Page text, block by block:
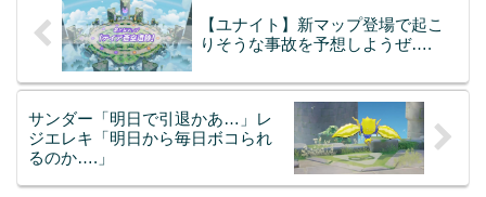
【ユナイト】新マップ登場で起こ
りそうな事故を予想しようぜ….
サンダー「明日で引退かあ…」レ
ジエレキ「明日から毎日ボコられ
るのか….」